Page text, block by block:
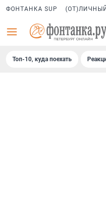
ФОНТАНКА SUP
Топ-10, куда поехать